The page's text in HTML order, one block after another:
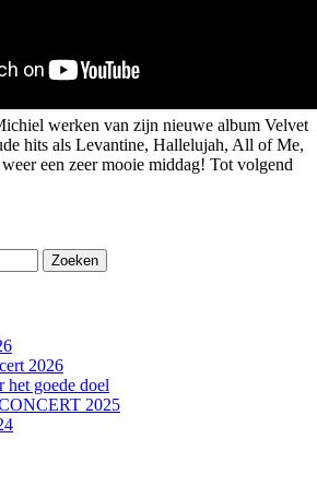
werken van zijn nieuwe album Velvet
hits als Levantine, Hallelujah, All of Me,
een zeer mooie middag! Tot volgend
2026
goede doel
2025